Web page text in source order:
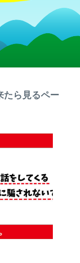
たら見るペー